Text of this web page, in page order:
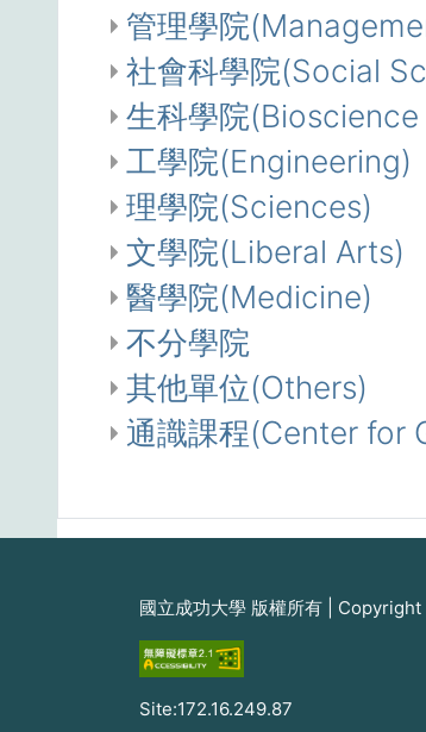
管理學院
社會科學院(Social
生科學院
工學院(Engineering)
理學院(Sciences)
文學院(Liberal Arts)
醫學院(Medicine)
不分學院
其他單位(Others)
通識課程(Center for
國立成功大學 版權所有 |
Site:172.16.249.87